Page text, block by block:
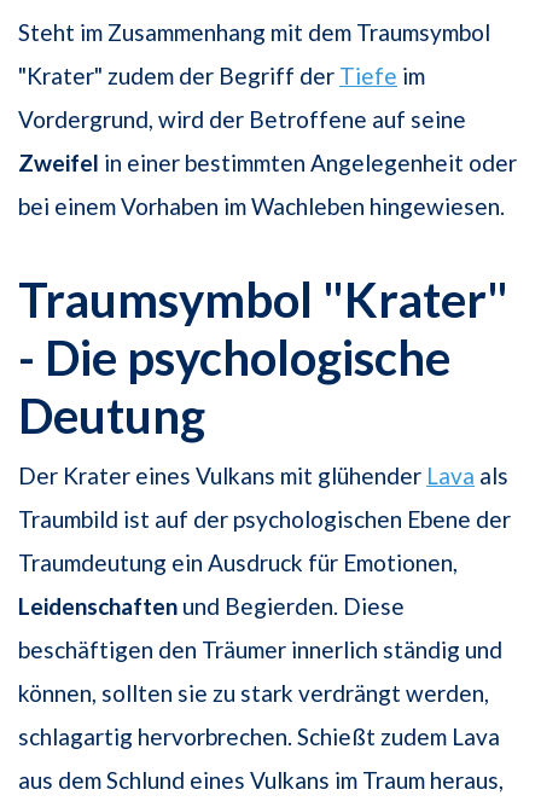
Steht im Zusammenhang mit dem Traumsymbol
"Krater" zudem der Begriff der Tiefe im
Vordergrund, wird der Betroffene auf seine
Zweifel in einer bestimmten Angelegenheit oder
bei einem Vorhaben im Wachleben hingewiesen.
Traumsymbol "Krater"
- Die psychologische
Deutung
Der Krater eines Vulkans mit glühender Lava als
Traumbild ist auf der psychologischen Ebene der
Traumdeutung ein Ausdruck für Emotionen,
Leidenschaften und Begierden. Diese
beschäftigen den Träumer innerlich ständig und
können, sollten sie zu stark verdrängt werden,
schlagartig hervorbrechen. Schießt zudem Lava
aus dem Schlund eines Vulkans im Traum heraus,